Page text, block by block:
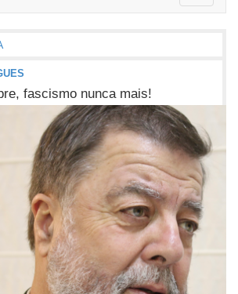
fascismo nunca mais!